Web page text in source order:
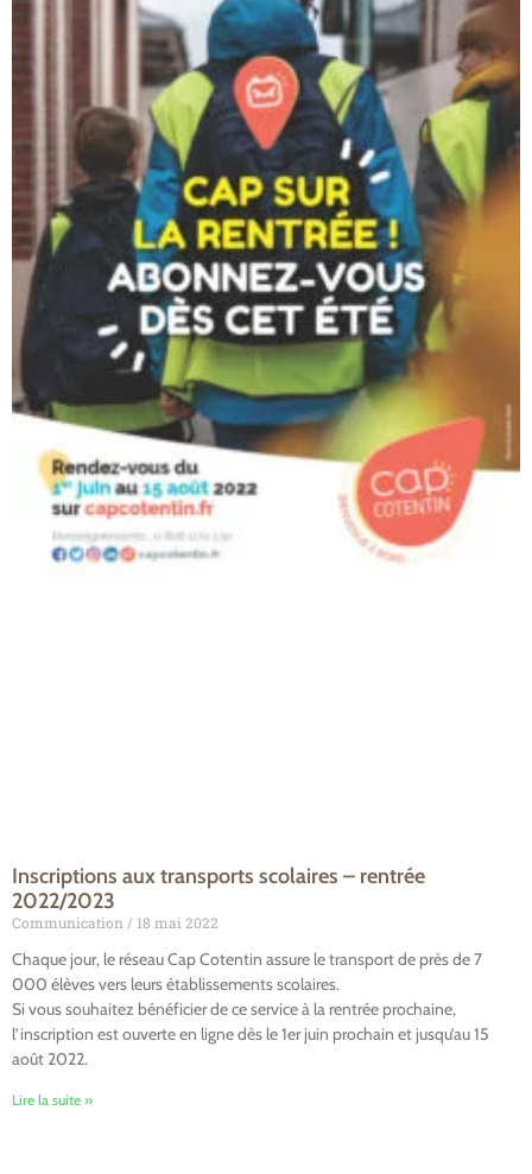
Inscriptions aux transports scolaires – rentrée
2022/2023
Communication 18 mai 2022
Chaque jour, le réseau Cap Cotentin assure le transport de près de 7
000 élèves vers leurs établissements scolaires.
Si vous souhaitez bénéficier de ce service à la rentrée prochaine,
l’inscription est ouverte en ligne dès le 1er juin prochain et jusqu’au 15
août 2022.
Lire la suite »